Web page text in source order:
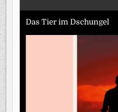
Das Tier im Dschungel